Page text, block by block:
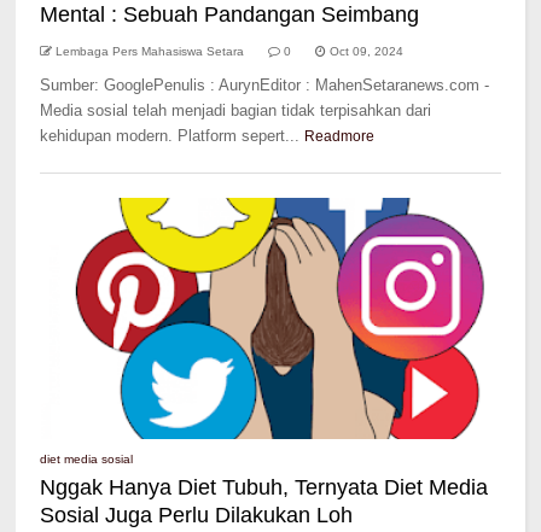
Mental : Sebuah Pandangan Seimbang
Lembaga Pers Mahasiswa Setara 0 Oct 09, 2024
Sumber: GooglePenulis : AurynEditor : MahenSetaranews.com -
Media sosial telah menjadi bagian tidak terpisahkan dari
kehidupan modern. Platform sepert... Readmore
diet media sosial
Nggak Hanya Diet Tubuh, Ternyata Diet Media
Sosial Juga Perlu Dilakukan Loh